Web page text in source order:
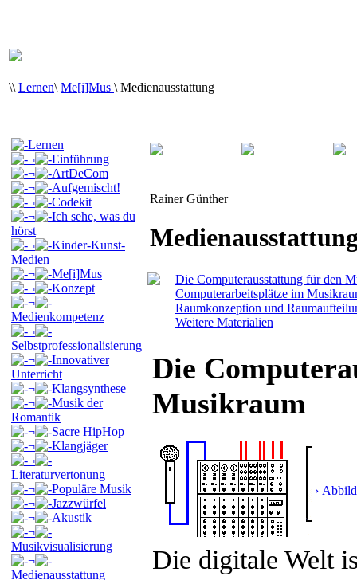
\\ Lernen\ Me[i]Mus \ Medienausstattung
Lernen
¬
Einführung
¬
ArtDeCom
¬
Aufgemischt!
¬
Codekit
¬
Ich sehe, was du
hörst
¬
Kinder-Kunst-
Medien
¬
Me[i]Mus
¬
Konzept
¬
Medienkompetenz
¬
Selbstprofessionalisierung
¬
Innovativer
Unterricht
¬
Klangsynthese
¬
Musik der
Romantik
¬
Sacre HipHop
¬
Klangjäger
¬
Literaturvertonung
¬
Populäre Musik
¬
Jazzwürfel
¬
Akustik
¬
Musikvisualisierung
¬
Medienausstattung
Rainer Günther
Die Computerausstattung für den
Computerarbeitsplätze im
Raumkonzeption und
Weitere Materialien
Die
Musikraum
›
Die digitale Welt